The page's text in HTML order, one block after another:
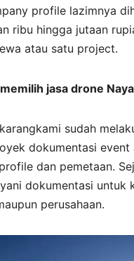
profile lazimnya
ribu hingga jutaan
atau satu project.
jasa drone
sudah
dokumentasi event
dan pemetaan.
dokumentasi untuk
perusahaan.